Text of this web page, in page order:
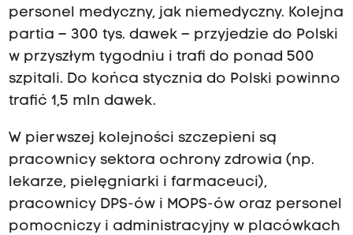
personel medyczny, jak niemedyczny. Kolejna
partia – 300 tys. dawek – przyjedzie do Polski
w przyszłym tygodniu i trafi do ponad 500
szpitali. Do końca stycznia do Polski powinno
trafić 1,5 mln dawek.
W pierwszej kolejności szczepieni są
pracownicy sektora ochrony zdrowia (np.
lekarze, pielęgniarki i farmaceuci),
pracownicy DPS-ów i MOPS-ów oraz personel
pomocniczy i administracyjny w placówkach